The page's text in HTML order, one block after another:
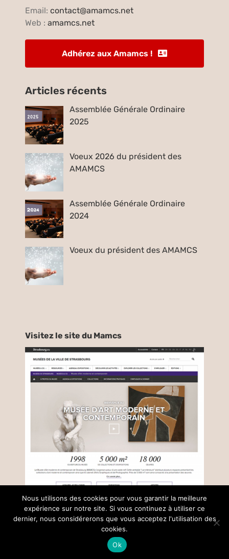
Email:contact@amamcs.net
Web :amamcs.net
Adhérez aux Amamcs !
Articles récents
Assemblée Générale Ordinaire
2025
Voeux 2026 du président des
AMAMCS
Assemblée Générale Ordinaire
2024
Voeux du président des AMAMCS
Visitez le site du Mamcs
© Copyright –2026 |Mentions légales | Tous droits réservés |
Collectif Insight
Nous utilisons des cookies pour vous garantir la meilleure
expérience sur notre site. Si vous continuez à utiliser ce
dernier, nous considérerons que vous acceptez l'utilisation des
cookies.
Ok